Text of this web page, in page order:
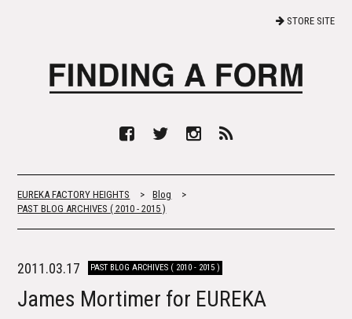
STORE SITE
EUREKA FACTORY HEIGHTS > Blog >
PAST BLOG ARCHIVES ( 2010 - 2015 )
2011.03.17 PAST BLOG ARCHIVES ( 2010 - 2015 )
James Mortimer for EUREKA